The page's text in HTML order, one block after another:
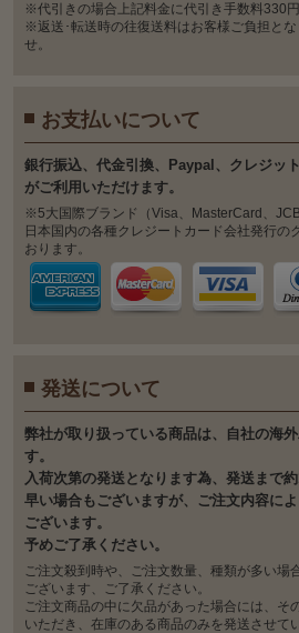
※代引きの場合上記料金に代引き手数料330円
※返送･転送時の往復送料はお客様ご負担と
せ。
お支払いについて
銀⾏振込、代⾦引換、Paypal、クレジッ
がご利⽤いただけます。
※5大国際ブランド（Visa、MasterCard、
日本国内の各種クレジートカード会社発行の
おります。
発送について
弊社が取り扱っている商品は、自社の海
す。
入荷次第の発送となります為、発送まで約
早い場合もございますが、ご注文内容に
ございます。
予めご了承ください。
ご注文殺到時や、ご注文数量、種類が多い場
ございます、ご了承ください。
ご注文商品の中に欠品があった場合には、そ
いただき、在庫のある商品のみを発送させて